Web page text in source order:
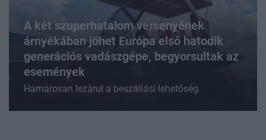
A két szuperhatalom versenyének
árnyékában jöhet Európa első hatodik
generációs vadászgépe, begyorsultak az
események
Hamarosan lezárul a beszállási lehetőség.